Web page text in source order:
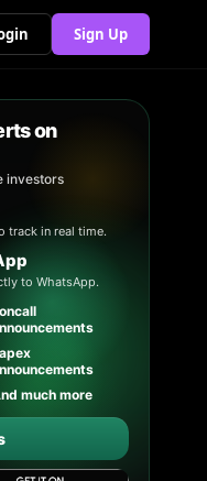
Sign Up
on
investors
track in real time.
to WhatsApp.
much more